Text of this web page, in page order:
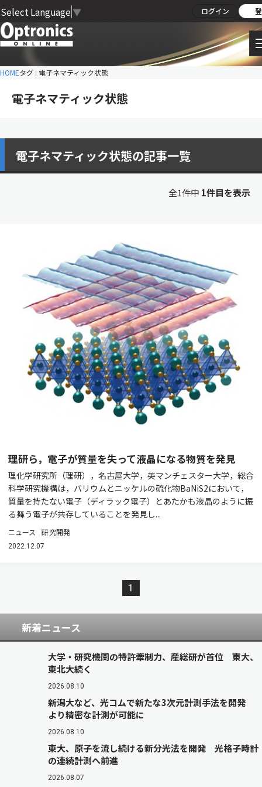
Select Language ▼ ログイン
HOMEタグ : 電子ネマティック状態
電子ネマティック状態
電子ネマティック状態の記事一覧
全1件中 1件目を表示
理研ら，電子が質量を失って液晶になる物質を発見
理化学研究所（理研），名古屋大学，英マンチェスター大学，総合
科学研究機構は，バリウムとニッケルの硫化物BaNiS2において，
質量を持たない電子（ディラック電子）とあたかも液晶のように振
る舞う電子が共存していることを発見し...
ニュース 研究開発
2022.12.07
1
新着ニュース
大学・研究機関の特許牽制力、産総研が首位 東大、
東北大続く
2026.08.10
新潟大など、光コムで新たな3次元計測手法を開発
より精密な計測が可能に
2026.08.10
東大、原子を流し続ける新分光法を開発 光格子時計
の連続計測へ前進
2026.08.07